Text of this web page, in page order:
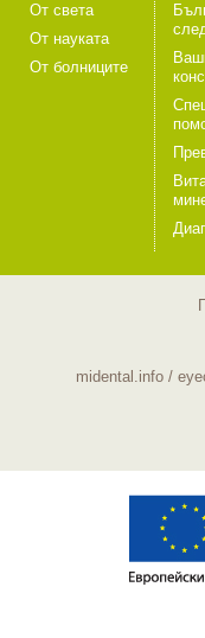
От света
От науката
От болниците
midental.info/